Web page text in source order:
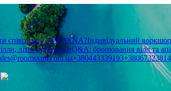
співпрацю з VITIANA?Індивідуальний воркшоп
літні будиночкиQ&A: бронювання вілл та
+380443339193